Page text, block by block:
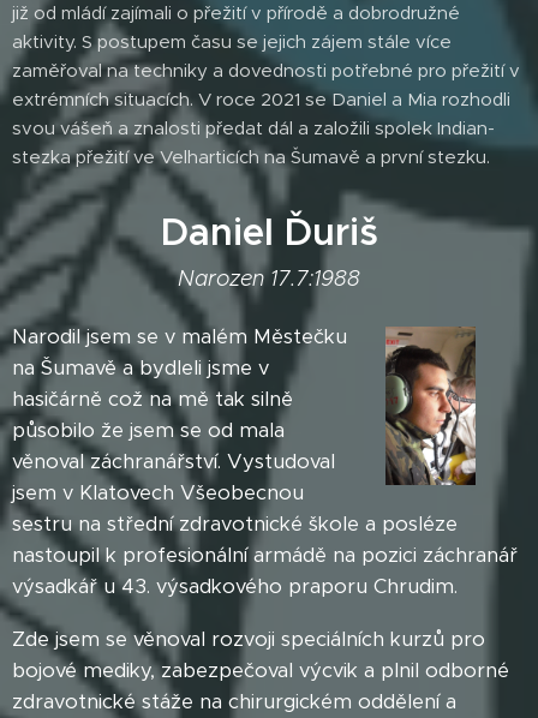
již od mládí zajímali o přežití v přírodě a dobrodružné
aktivity. S postupem času se jejich zájem stále více
zaměřoval na techniky a dovednosti potřebné pro přežití v
extrémních situacích. V roce 2021 se Daniel a Mia rozhodli
svou vášeň a znalosti předat dál a založili spolek Indian-
stezka přežití ve Velharticích na Šumavě a první stezku.
Daniel Ďuriš
Narozen 17.7:1988
Narodil jsem se v malém Městečku
na Šumavě a bydleli jsme v
hasičárně což na mě tak silně
působilo že jsem se od mala
věnoval záchranářství. Vystudoval
jsem v Klatovech Všeobecnou
sestru na střední zdravotnické škole a posléze
nastoupil k profesionální armádě na pozici záchranář
výsadkář u 43. výsadkového praporu Chrudim.
Zde jsem se věnoval rozvoji speciálních kurzů pro
bojové mediky, zabezpečoval výcvik a plnil odborné
zdravotnické stáže na chirurgickém oddělení a